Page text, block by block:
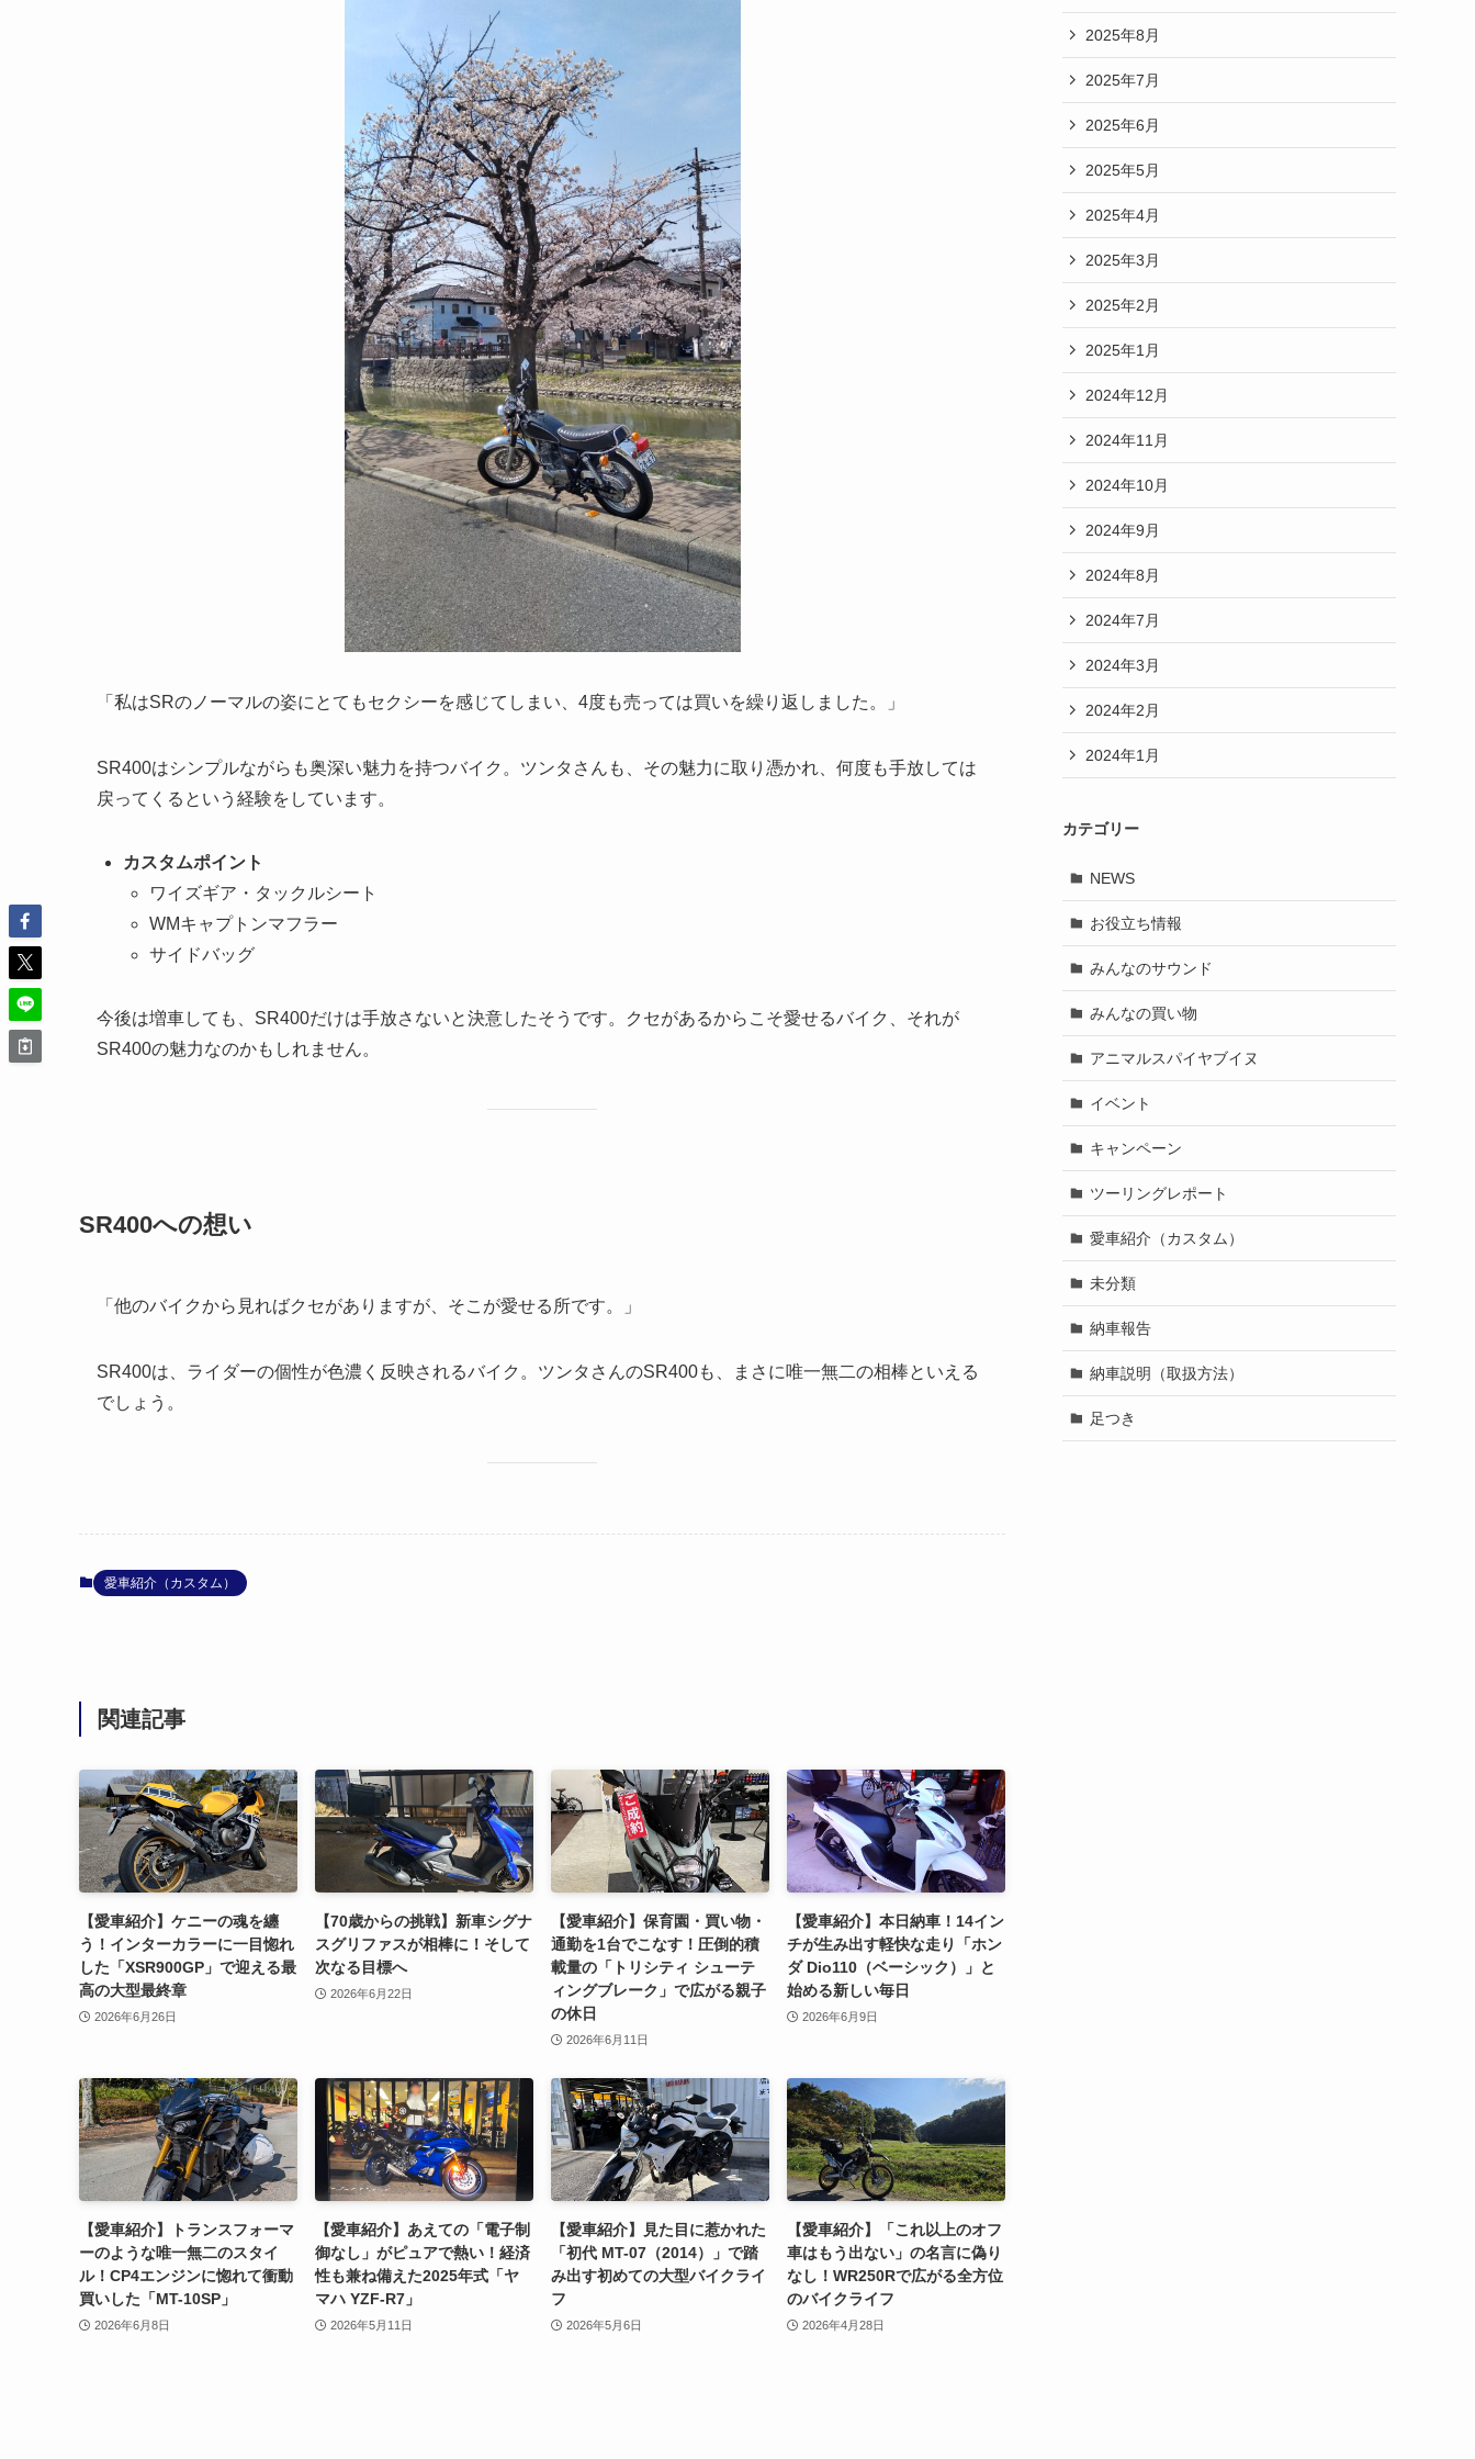
「私はSRのノーマルの姿にとてもセクシーを感じてしまい、4度も売っては買いを繰り返しました。」
SR400はシンプルながらも奥深い魅力を持つバイク。ツンタさんも、その魅力に取り憑かれ、何度も手放しては
戻ってくるという経験をしています。
カスタムポイント
ワイズギア・タックルシート
WMキャプトンマフラー
サイドバッグ
今後は増車しても、SR400だけは手放さないと決意したそうです。クセがあるからこそ愛せるバイク、それが
SR400の魅力なのかもしれません。
SR400への想い
「他のバイクから見ればクセがありますが、そこが愛せる所です。」
SR400は、ライダーの個性が色濃く反映されるバイク。ツンタさんのSR400も、まさに唯一無二の相棒といえる
でしょう。
愛車紹介（カスタム）
関連記事
【愛車紹介】ケニーの魂を纏
う！インターカラーに一目惚れ
した「XSR900GP」で迎える最
高の大型最終章
2026年6月26日
【70歳からの挑戦】新車シグナ
スグリファスが相棒に！そして
次なる目標へ
2026年6月22日
【愛車紹介】保育園・買い物・
通勤を1台でこなす！圧倒的積
載量の「トリシティ シューテ
ィングブレーク」で広がる親子
の休日
2026年6月11日
【愛車紹介】本日納車！14イン
チが生み出す軽快な走り「ホン
ダ Dio110（ベーシック）」と
始める新しい毎日
2026年6月9日
【愛車紹介】トランスフォーマ
ーのような唯一無二のスタイ
ル！CP4エンジンに惚れて衝動
買いした「MT-10SP」
2026年6月8日
【愛車紹介】あえての「電子制
御なし」がピュアで熱い！経済
性も兼ね備えた2025年式「ヤ
マハ YZF-R7」
2026年5月11日
【愛車紹介】見た目に惹かれた
「初代 MT-07（2014）」で踏
み出す初めての大型バイクライ
フ
2026年5月6日
【愛車紹介】「これ以上のオフ
車はもう出ない」の名言に偽り
なし！WR250Rで広がる全方位
のバイクライフ
2026年4月28日
2025年8月
2025年7月
2025年6月
2025年5月
2025年4月
2025年3月
2025年2月
2025年1月
2024年12月
2024年11月
2024年10月
2024年9月
2024年8月
2024年7月
2024年3月
2024年2月
2024年1月
カテゴリー
NEWS
お役立ち情報
みんなのサウンド
みんなの買い物
アニマルスパイヤブイヌ
イベント
キャンペーン
ツーリングレポート
愛車紹介（カスタム）
未分類
納車報告
納車説明（取扱方法）
足つき